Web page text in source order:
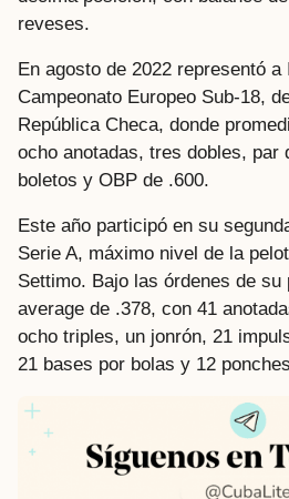
reveses.
En agosto de 2022 representó a
Campeonato Europeo Sub-18,
República Checa, donde
ocho anotadas, tres dobles, par
boletos y OBP de .600.
Este año participó en su
Serie A, máximo nivel de la
Settimo. Bajo las órdenes de su
average de .378, con 41
ocho triples, un jonrón, 21
21 bases por bolas y 12